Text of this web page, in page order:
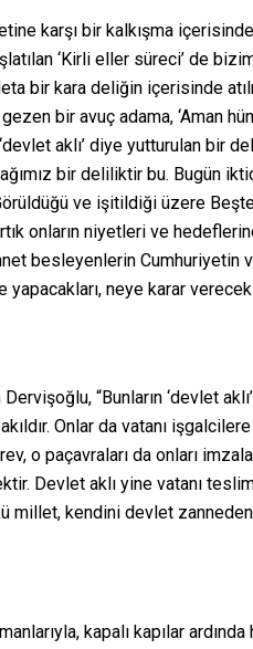
karşı bir kalkışma
‘Kirli eller süreci’ de bizim
bir kara deliğin içerisinde
bir avuç adama, ‘Aman
aklı’ diye yutturulan bir
bir deliliktir bu. Bugün
ve işitildiği üzere
onların niyetleri ve
besleyenlerin Cumhuriyetin
neye karar
“Bunların ‘devlet
Onlar da vatanı
o paçavraları da onları
Devlet aklı yine vatanı
millet, kendini devlet
kapalı kapılar